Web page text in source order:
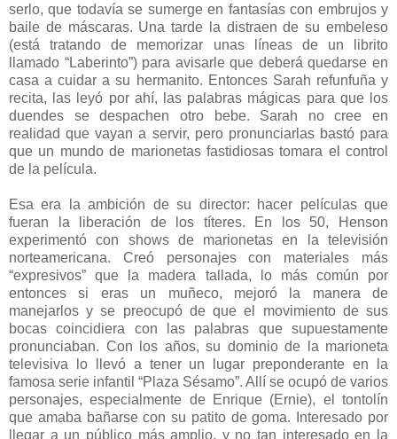
serlo, que todavía se sumerge en fantasías con embrujos y
baile de máscaras. Una tarde la distraen de su embeleso
(está tratando de memorizar unas líneas de un librito
llamado “Laberinto”) para avisarle que deberá quedarse en
casa a cuidar a su hermanito. Entonces Sarah refunfuña y
recita, las leyó por ahí, las palabras mágicas para que los
duendes se despachen otro bebe. Sarah no cree en
realidad que vayan a servir, pero pronunciarlas bastó para
que un mundo de marionetas fastidiosas tomara el control
de la película.
Esa era la ambición de su director: hacer películas que
fueran la liberación de los títeres. En los 50, Henson
experimentó con shows de marionetas en la televisión
norteamericana. Creó personajes con materiales más
“expresivos” que la madera tallada, lo más común por
entonces si eras un muñeco, mejoró la manera de
manejarlos y se preocupó de que el movimiento de sus
bocas coincidiera con las palabras que supuestamente
pronunciaban. Con los años, su dominio de la marioneta
televisiva lo llevó a tener un lugar preponderante en la
famosa serie infantil “Plaza Sésamo”. Allí se ocupó de varios
personajes, especialmente de Enrique (Ernie), el tontolín
que amaba bañarse con su patito de goma. Interesado por
llegar a un público más amplio, y no tan interesado en la